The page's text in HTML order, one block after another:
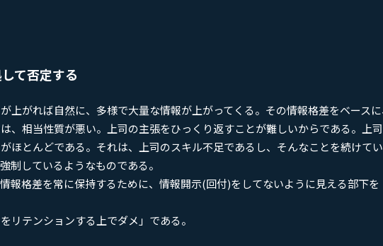
て否定する
上がれば自然に、多様で大量な情報が上がってくる。その情報格差をベース
、相当性質が悪い。上司の主張をひっくり返すことが難しいからである。上
ほとんどである。それは、上司のスキル不足であるし、そんなことを続けて
制しているようなものである。
報格差を常に保持するために、情報開示(回付)をしてないように見える部下
リテンションする上でダメ」である。